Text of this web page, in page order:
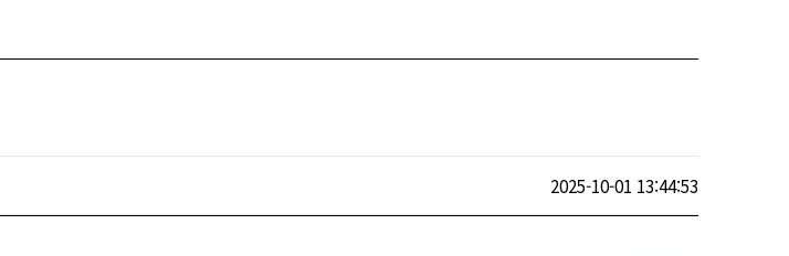
2025-10-01 13:44:53